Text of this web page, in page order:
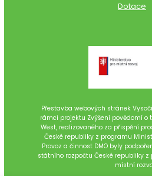
Dotace
Přestavba webových stránek
rámci projektu Zvýšení povědomí
West, realizovaného za přispění
České republiky z programu
Provoz a činnost DMO byly
státního rozpočtu České republiky
místní